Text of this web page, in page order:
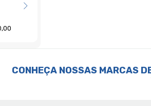
CONHEÇA NOSSAS MARCAS